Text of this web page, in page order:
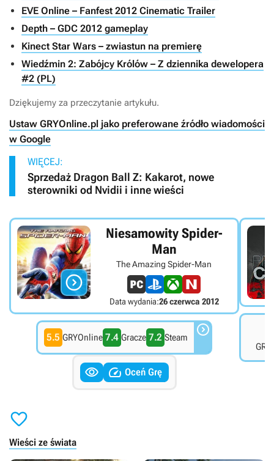
EVE Online – Fanfest 2012 Cinematic Trailer
Depth – GDC 2012 gameplay
Kinect Star Wars – zwiastun na premierę
Wiedźmin 2: Zabójcy Królów – Z dziennika dewelopera
#2 (PL)
Dziękujemy za przeczytanie artykułu.
Ustaw GRYOnline.pl jako preferowane źródło wiadomości
w Google
WIĘCEJ:
Sprzedaż Dragon Ball Z: Kakarot, nowe
sterowniki od Nvidii i inne wieści

Niesamowity Spider-
Man
The Amazing Spider-Man
Data wydania:26 czerwca 2012
5.5 GRYOnline 7.4 Gracze 7.2 Steam 
  Oceń Grę

Wieści ze świata